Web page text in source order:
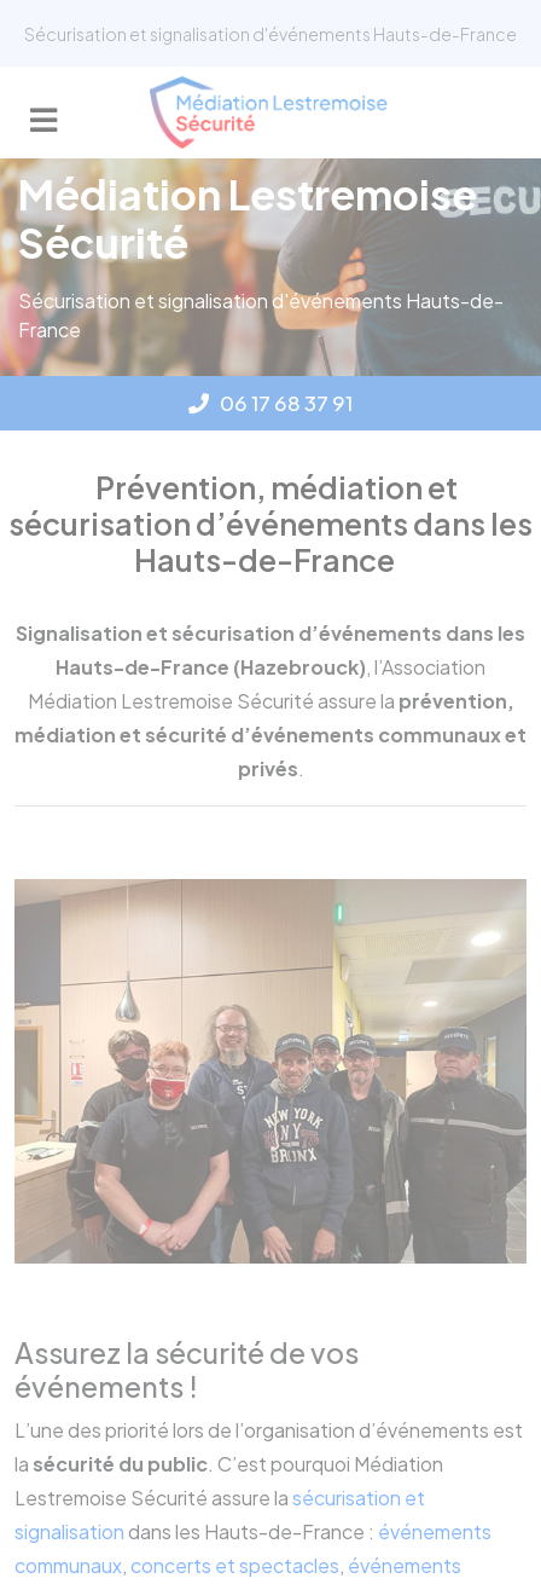
Sécurisation et signalisation d'événements Hauts-de-France
Médiation Lestremoise
Sécurité
Sécurisation et signalisation d'événements Hauts-de-
France
06 17 68 37 91
Prévention, médiation et
sécurisation d’événements dans les
Hauts-de-France
Signalisation et sécurisation d’événements dans les
Hauts-de-France (Hazebrouck), l’Association
Médiation Lestremoise Sécurité assure la prévention,
médiation et sécurité d’événements communaux et
privés.
Assurez la sécurité de vos
événements !
L’une des priorité lors de l’organisation d’événements est
la sécurité du public. C’est pourquoi Médiation
Lestremoise Sécurité assure lasécurisation et
signalisation dans les Hauts-de-France : événements
communaux,concerts et spectacles, événements